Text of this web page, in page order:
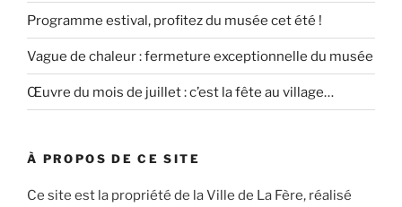
Programme estival, profitez du musée cet été !
Vague de chaleur : fermeture exceptionnelle du musée
Œuvre du mois de juillet : c’est la fête au village…
À PROPOS DE CE SITE
Ce site est la propriété de la Ville de La Fère, réalisé